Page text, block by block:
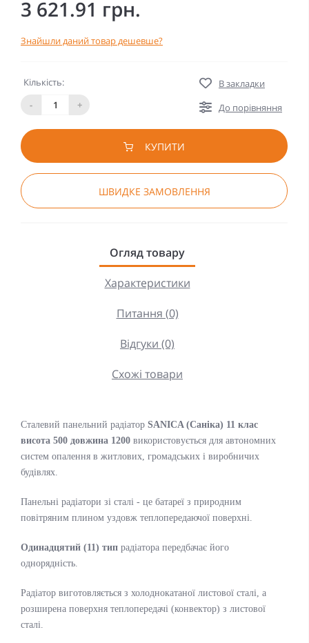
3 621.91 грн.
Знайшли даний товар дешевше?
Кількість:
-
+
В закладки
До порівняння
КУПИТИ
ШВИДКЕ ЗАМОВЛЕННЯ
Огляд товару
Характеристики
Питання (0)
Відгуки (0)
Схожі товари
Сталевий панельний радіатор SANICA (Саніка) 11 клас
висота 500 довжина 1200 використовується для автономних
систем опалення в житлових, громадських і виробничих
будівлях.
Панельні радіатори зі сталі - це батареї з природним
повітряним плином уздовж теплопередаючої поверхні.
Одинадцятий (11) тип радіатора передбачає його
однорядність.
Радіатор виготовляється з холоднокатаної листової сталі, а
розширена поверхня теплопередачі (конвектор) з листової
сталі.